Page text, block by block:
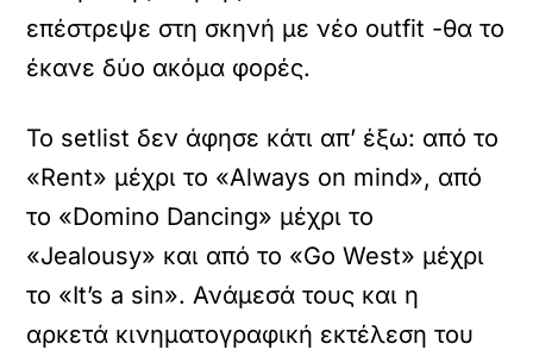
επέστρεψε στη σκηνή με νέο outfit -θα το
έκανε δύο ακόμα φορές.
Το setlist δεν άφησε κάτι απ’ έξω: από το
«Rent» μέχρι το «Always on mind», από
το «Domino Dancing» μέχρι το
«Jealousy» και από το «Go West» μέχρι
το «It’s a sin». Ανάμεσά τους και η
αρκετά κινηματογραφική εκτέλεση του